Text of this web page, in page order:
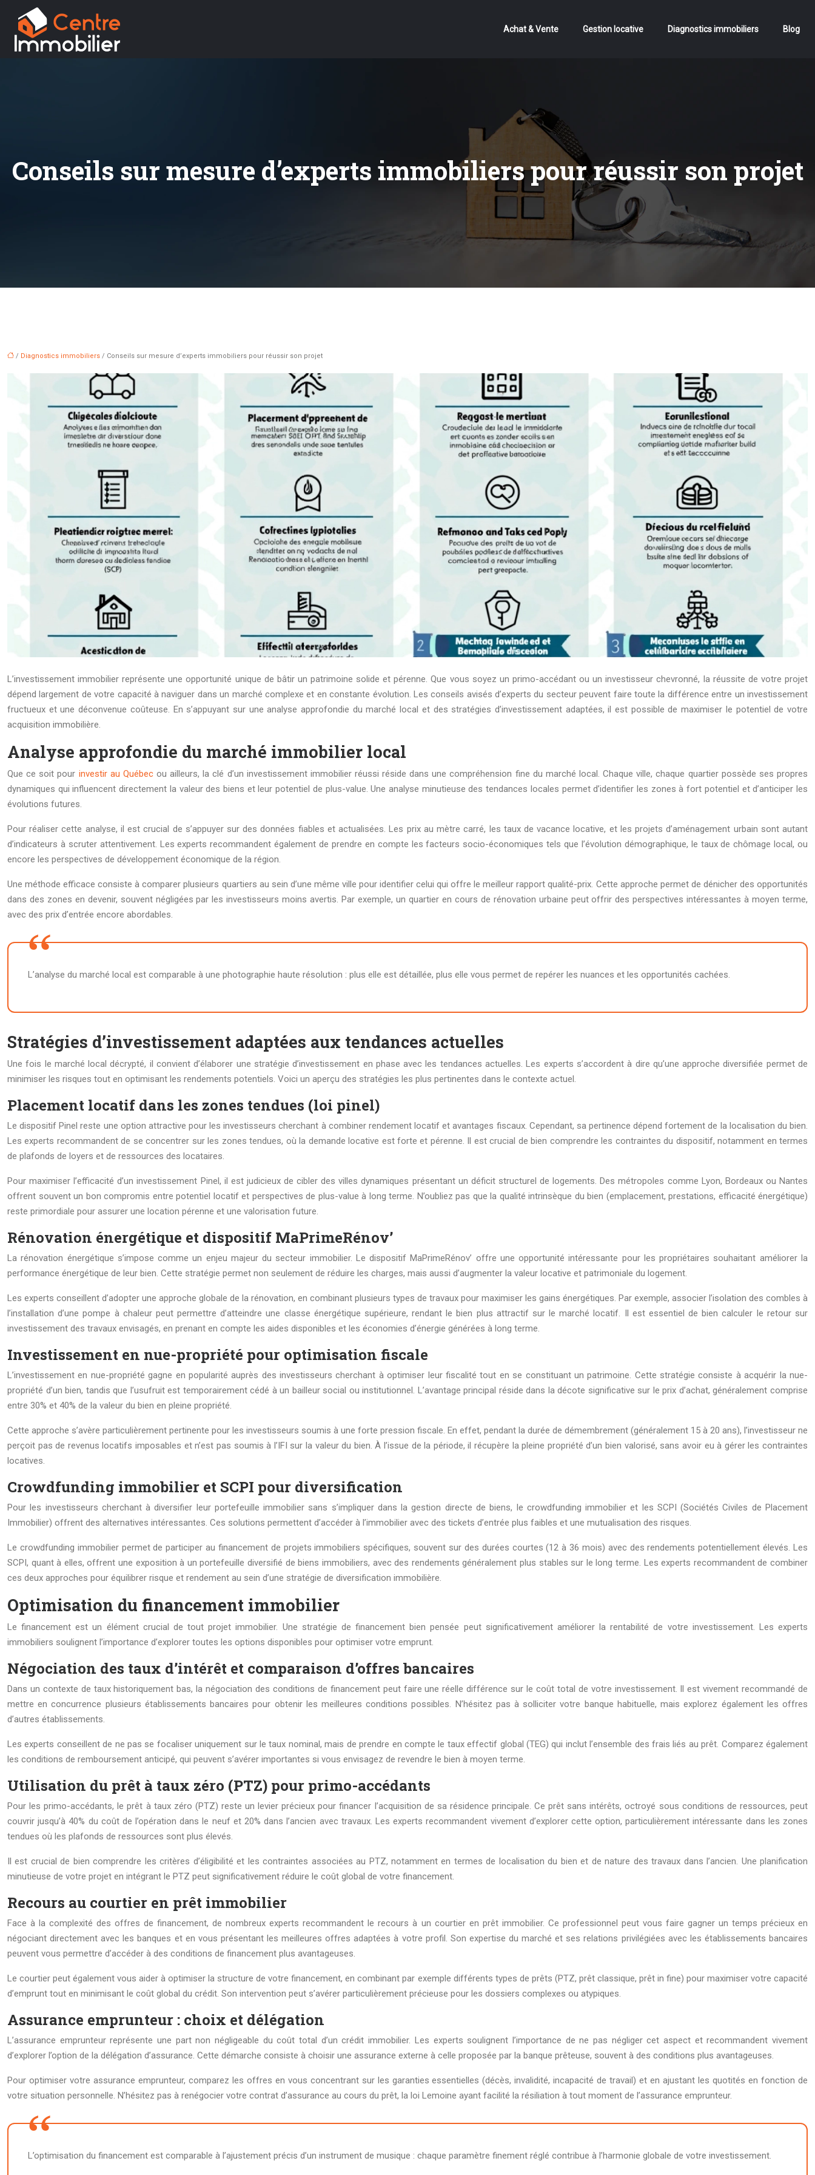
Achat & Vente Gestion locative Diagnostics immobiliers Blog
Conseils sur mesure d’experts immobiliers pour réussir son projet
/ Diagnostics immobiliers / Conseils sur mesure d’experts immobiliers pour réussir son projet
L’investissement immobilier représente une opportunité unique de bâtir un patrimoine solide et pérenne. Que vous soyez un primo-accédant ou un investisseur chevronné, la réussite de votre projet
dépend largement de votre capacité à naviguer dans un marché complexe et en constante évolution. Les conseils avisés d’experts du secteur peuvent faire toute la différence entre un investissement
fructueux et une déconvenue coûteuse. En s’appuyant sur une analyse approfondie du marché local et des stratégies d’investissement adaptées, il est possible de maximiser le potentiel de votre
acquisition immobilière.
Analyse approfondie du marché immobilier local
Que ce soit pour investir au Québecou ailleurs, la clé d’un investissement immobilier réussi réside dans une compréhension fine du marché local. Chaque ville, chaque quartier possède ses propres
dynamiques qui influencent directement la valeur des biens et leur potentiel de plus-value. Une analyse minutieuse des tendances locales permet d’identifier les zones à fort potentiel et d’anticiper les
évolutions futures.
Pour réaliser cette analyse, il est crucial de s’appuyer sur des données fiables et actualisées. Les prix au mètre carré, les taux de vacance locative, et les projets d’aménagement urbain sont autant
d’indicateurs à scruter attentivement. Les experts recommandent également de prendre en compte les facteurs socio-économiques tels que l’évolution démographique, le taux de chômage local, ou
encore les perspectives de développement économique de la région.
Une méthode efficace consiste à comparer plusieurs quartiers au sein d’une même ville pour identifier celui qui offre le meilleur rapport qualité-prix. Cette approche permet de dénicher des opportunités
dans des zones en devenir, souvent négligées par les investisseurs moins avertis. Par exemple, un quartier en cours de rénovation urbaine peut offrir des perspectives intéressantes à moyen terme,
avec des prix d’entrée encore abordables.
L’analyse du marché local est comparable à une photographie haute résolution : plus elle est détaillée, plus elle vous permet de repérer les nuances et les opportunités cachées.
Stratégies d’investissement adaptées aux tendances actuelles
Une fois le marché local décrypté, il convient d’élaborer une stratégie d’investissement en phase avec les tendances actuelles. Les experts s’accordent à dire qu’une approche diversifiée permet de
minimiser les risques tout en optimisant les rendements potentiels. Voici un aperçu des stratégies les plus pertinentes dans le contexte actuel.
Placement locatif dans les zones tendues (loi pinel)
Le dispositif Pinel reste une option attractive pour les investisseurs cherchant à combiner rendement locatif et avantages fiscaux. Cependant, sa pertinence dépend fortement de la localisation du bien.
Les experts recommandent de se concentrer sur les zones tendues, où la demande locative est forte et pérenne. Il est crucial de bien comprendre les contraintes du dispositif, notamment en termes
de plafonds de loyers et de ressources des locataires.
Pour maximiser l’efficacité d’un investissement Pinel, il est judicieux de cibler des villes dynamiques présentant un déficit structurel de logements. Des métropoles comme Lyon, Bordeaux ou Nantes
offrent souvent un bon compromis entre potentiel locatif et perspectives de plus-value à long terme. N’oubliez pas que la qualité intrinsèque du bien (emplacement, prestations, efficacité énergétique)
reste primordiale pour assurer une location pérenne et une valorisation future.
Rénovation énergétique et dispositif MaPrimeRénov’
La rénovation énergétique s’impose comme un enjeu majeur du secteur immobilier. Le dispositif MaPrimeRénov’ offre une opportunité intéressante pour les propriétaires souhaitant améliorer la
performance énergétique de leur bien. Cette stratégie permet non seulement de réduire les charges, mais aussi d’augmenter la valeur locative et patrimoniale du logement.
Les experts conseillent d’adopter une approche globale de la rénovation, en combinant plusieurs types de travaux pour maximiser les gains énergétiques. Par exemple, associer l’isolation des combles à
l’installation d’une pompe à chaleur peut permettre d’atteindre une classe énergétique supérieure, rendant le bien plus attractif sur le marché locatif. Il est essentiel de bien calculer le retour sur
investissement des travaux envisagés, en prenant en compte les aides disponibles et les économies d’énergie générées à long terme.
Investissement en nue-propriété pour optimisation fiscale
L’investissement en nue-propriété gagne en popularité auprès des investisseurs cherchant à optimiser leur fiscalité tout en se constituant un patrimoine. Cette stratégie consiste à acquérir la nue-
propriété d’un bien, tandis que l’usufruit est temporairement cédé à un bailleur social ou institutionnel. L’avantage principal réside dans la décote significative sur le prix d’achat, généralement comprise
entre 30% et 40% de la valeur du bien en pleine propriété.
Cette approche s’avère particulièrement pertinente pour les investisseurs soumis à une forte pression fiscale. En effet, pendant la durée de démembrement (généralement 15 à 20 ans), l’investisseur ne
perçoit pas de revenus locatifs imposables et n’est pas soumis à l’IFI sur la valeur du bien. À l’issue de la période, il récupère la pleine propriété d’un bien valorisé, sans avoir eu à gérer les contraintes
locatives.
Crowdfunding immobilier et SCPI pour diversification
Pour les investisseurs cherchant à diversifier leur portefeuille immobilier sans s’impliquer dans la gestion directe de biens, le crowdfunding immobilier et les SCPI (Sociétés Civiles de Placement
Immobilier) offrent des alternatives intéressantes. Ces solutions permettent d’accéder à l’immobilier avec des tickets d’entrée plus faibles et une mutualisation des risques.
Le crowdfunding immobilier permet de participer au financement de projets immobiliers spécifiques, souvent sur des durées courtes (12 à 36 mois) avec des rendements potentiellement élevés. Les
SCPI, quant à elles, offrent une exposition à un portefeuille diversifié de biens immobiliers, avec des rendements généralement plus stables sur le long terme. Les experts recommandent de combiner
ces deux approches pour équilibrer risque et rendement au sein d’une stratégie de diversification immobilière.
Optimisation du financement immobilier
Le financement est un élément crucial de tout projet immobilier. Une stratégie de financement bien pensée peut significativement améliorer la rentabilité de votre investissement. Les experts
immobiliers soulignent l’importance d’explorer toutes les options disponibles pour optimiser votre emprunt.
Négociation des taux d’intérêt et comparaison d’offres bancaires
Dans un contexte de taux historiquement bas, la négociation des conditions de financement peut faire une réelle différence sur le coût total de votre investissement. Il est vivement recommandé de
mettre en concurrence plusieurs établissements bancaires pour obtenir les meilleures conditions possibles. N’hésitez pas à solliciter votre banque habituelle, mais explorez également les offres
d’autres établissements.
Les experts conseillent de ne pas se focaliser uniquement sur le taux nominal, mais de prendre en compte le taux effectif global (TEG) qui inclut l’ensemble des frais liés au prêt. Comparez également
les conditions de remboursement anticipé, qui peuvent s’avérer importantes si vous envisagez de revendre le bien à moyen terme.
Utilisation du prêt à taux zéro (PTZ) pour primo-accédants
Pour les primo-accédants, le prêt à taux zéro (PTZ) reste un levier précieux pour financer l’acquisition de sa résidence principale. Ce prêt sans intérêts, octroyé sous conditions de ressources, peut
couvrir jusqu’à 40% du coût de l’opération dans le neuf et 20% dans l’ancien avec travaux. Les experts recommandent vivement d’explorer cette option, particulièrement intéressante dans les zones
tendues où les plafonds de ressources sont plus élevés.
Il est crucial de bien comprendre les critères d’éligibilité et les contraintes associées au PTZ, notamment en termes de localisation du bien et de nature des travaux dans l’ancien. Une planification
minutieuse de votre projet en intégrant le PTZ peut significativement réduire le coût global de votre financement.
Recours au courtier en prêt immobilier
Face à la complexité des offres de financement, de nombreux experts recommandent le recours à un courtier en prêt immobilier. Ce professionnel peut vous faire gagner un temps précieux en
négociant directement avec les banques et en vous présentant les meilleures offres adaptées à votre profil. Son expertise du marché et ses relations privilégiées avec les établissements bancaires
peuvent vous permettre d’accéder à des conditions de financement plus avantageuses.
Le courtier peut également vous aider à optimiser la structure de votre financement, en combinant par exemple différents types de prêts (PTZ, prêt classique, prêt in fine) pour maximiser votre capacité
d’emprunt tout en minimisant le coût global du crédit. Son intervention peut s’avérer particulièrement précieuse pour les dossiers complexes ou atypiques.
Assurance emprunteur : choix et délégation
L’assurance emprunteur représente une part non négligeable du coût total d’un crédit immobilier. Les experts soulignent l’importance de ne pas négliger cet aspect et recommandent vivement
d’explorer l’option de la délégation d’assurance. Cette démarche consiste à choisir une assurance externe à celle proposée par la banque prêteuse, souvent à des conditions plus avantageuses.
Pour optimiser votre assurance emprunteur, comparez les offres en vous concentrant sur les garanties essentielles (décès, invalidité, incapacité de travail) et en ajustant les quotités en fonction de
votre situation personnelle. N’hésitez pas à renégocier votre contrat d’assurance au cours du prêt, la loi Lemoine ayant facilité la résiliation à tout moment de l’assurance emprunteur.
L’optimisation du financement est comparable à l’ajustement précis d’un instrument de musique : chaque paramètre finement réglé contribue à l’harmonie globale de votre investissement.